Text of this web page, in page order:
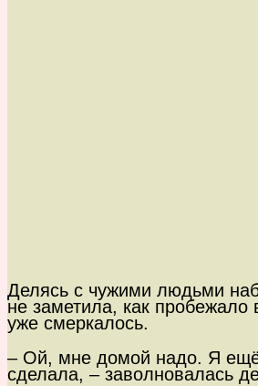
Делясь с чужими людьми
не заметила, как
уже смеркалось.
– Ой, мне домой надо. Я
сделала, – заволновалась